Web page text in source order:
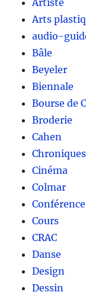
Artiste
Arts
audio-
Bâle
Beyeler
Biennale
Bourse de
Broderie
Cahen
Chroniques
Cinéma
Colmar
Conférence
Cours
CRAC
Danse
Design
Dessin